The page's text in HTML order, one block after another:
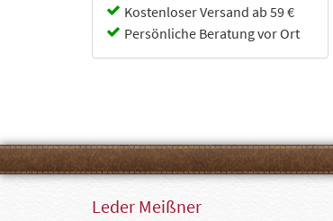
Kostenloser Versand ab 59 €
Persönliche Beratung vor Ort
Leder Meißner